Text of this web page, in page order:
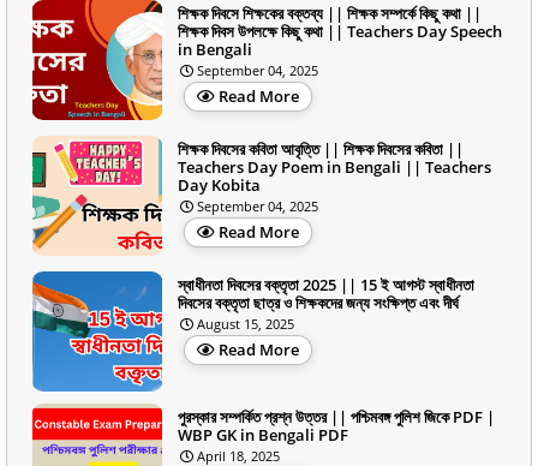
শিক্ষক দিবসে শিক্ষকের বক্তব্য || শিক্ষক সম্পর্কে কিছু কথা ||
শিক্ষক দিবস উপলক্ষে কিছু কথা || Teachers Day Speech
in Bengali
September 04, 2025
Read More
শিক্ষক দিবসের কবিতা আবৃত্তি || শিক্ষক দিবসের কবিতা ||
Teachers Day Poem in Bengali || Teachers
Day Kobita
September 04, 2025
Read More
স্বাধীনতা দিবসের বক্তৃতা 2025 || 15 ই আগস্ট স্বাধীনতা
দিবসের বক্তৃতা ছাত্র ও শিক্ষকদের জন্য সংক্ষিপ্ত এবং দীর্ঘ
August 15, 2025
Read More
পুরস্কার সম্পর্কিত প্রশ্ন উত্তর || পশ্চিমবঙ্গ পুলিশ জিকে PDF |
WBP GK in Bengali PDF
April 18, 2025